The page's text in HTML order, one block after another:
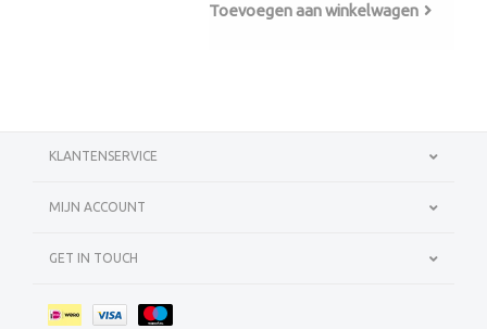
Toevoegen aan winkelwagen
KLANTENSERVICE
MIJN ACCOUNT
GET IN TOUCH